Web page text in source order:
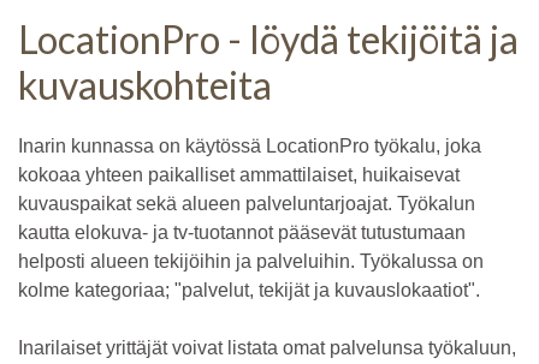
LocationPro - löydä tekijöitä ja
kuvauskohteita
Inarin kunnassa on käytössä LocationPro työkalu, joka
kokoaa yhteen paikalliset ammattilaiset, huikaisevat
kuvauspaikat sekä alueen palveluntarjoajat. Työkalun
kautta elokuva- ja tv-tuotannot pääsevät tutustumaan
helposti alueen tekijöihin ja palveluihin. Työkalussa on
kolme kategoriaa; "palvelut, tekijät ja kuvauslokaatiot".
Inarilaiset yrittäjät voivat listata omat palvelunsa työkaluun,